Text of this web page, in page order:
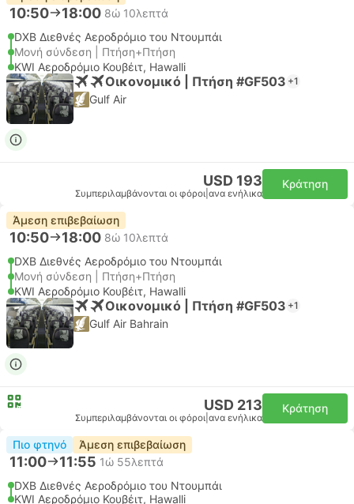
10:50 18:00 8ώ 10λεπτά
DXB Διεθνές Αεροδρόμιο του Ντουμπάι
Μονή σύνδεση | Πτήση+Πτήση
KWI Αεροδρόμιο Κουβέιτ, Hawalli
Οικονομικό | Πτήση #GF503 +1
Gulf Air
USD 193
Συμπεριλαμβάνονται οι φόροι ανα ενήλικα
Κράτηση
Άμεση επιβεβαίωση
10:50 18:00 8ώ 10λεπτά
DXB Διεθνές Αεροδρόμιο του Ντουμπάι
Μονή σύνδεση | Πτήση+Πτήση
KWI Αεροδρόμιο Κουβέιτ, Hawalli
Οικονομικό | Πτήση #GF503 +1
Gulf Air Bahrain
USD 213
Συμπεριλαμβάνονται οι φόροι ανα ενήλικα
Κράτηση
Πιο φτηνό Άμεση επιβεβαίωση
11:00 11:55 1ώ 55λεπτά
DXB Διεθνές Αεροδρόμιο του Ντουμπάι
KWI Αεροδρόμιο Κουβέιτ, Hawalli